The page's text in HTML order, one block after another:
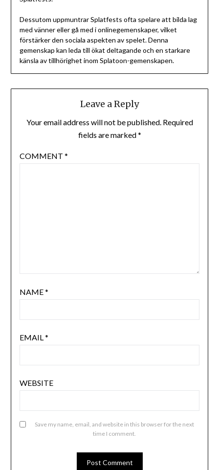
Dessutom uppmuntrar Splatfests ofta spelare att bilda lag
med vänner eller gå med i onlinegemenskaper, vilket
förstärker den sociala aspekten av spelet. Denna
gemenskap kan leda till ökat deltagande och en starkare
känsla av tillhörighet inom Splatoon-gemenskapen.
Leave a Reply
Your email address will not be published. Required
fields are marked*
COMMENT *
NAME*
EMAIL*
WEBSITE
Save my name, email, and website in this browser for the next
time I comment.